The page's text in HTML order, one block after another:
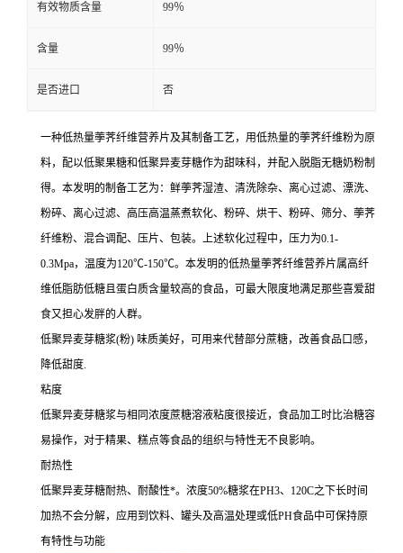
有效物质含量 99％
含量 99％
是否进口 否
一种低热量荸荠纤维营养片及其制备工艺，用低热量的荸荠纤维粉为原
料，配以低聚果糖和低聚异麦芽糖作为甜味科，并配入脱脂无糖奶粉制
得。本发明的制备工艺为：鲜荸荠湿渣、清洗除杂、离心过滤、漂洗、
粉碎、离心过滤、高压高温蒸煮软化、粉碎、烘干、粉碎、筛分、荸荠
纤维粉、混合调配、压片、包装。上述软化过程中，压力为0.1-
0.3Mpa，温度为120℃-150℃。本发明的低热量荸荠纤维营养片属高纤
维低脂肪低糖且蛋白质含量较高的食品，可最大限度地满足那些喜爱甜
食又担心发胖的人群。
低聚异麦芽糖浆(粉) 味质美好，可用来代替部分蔗糖，改善食品口感，
降低甜度.
粘度
低聚异麦芽糖浆与相同浓度蔗糖溶液粘度很接近，食品加工时比治糖容
易操作，对于精果、糕点等食品的组织与特性无不良影响。
耐热性
低聚异麦芽糖耐热、耐酸性*。浓度50%糖浆在PH3、120C之下长时间
加热不会分解，应用到饮料、罐头及高温处理或低PH食品中可保持原
有特性与功能